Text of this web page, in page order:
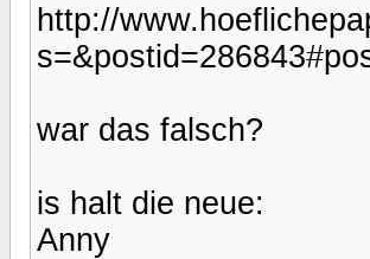
http://
war das falsch?
is halt die neue:
Anny